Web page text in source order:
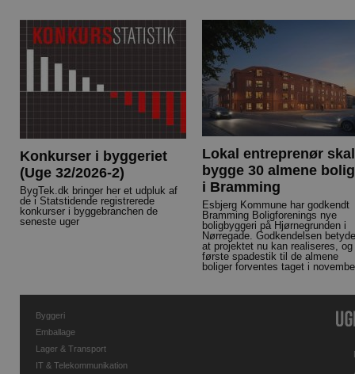
Konkurser i byggeriet
(Uge 32/2026-2)
BygTek.dk bringer her et udpluk af
de i Statstidende registrerede
konkurser i byggebranchen de
seneste uger
Lokal entreprenør skal
bygge 30 almene
i Bramming
Esbjerg Kommune har godkendt
Bramming Boligforenings nye
boligbyggeri på Hjørnegrunden i
Nørregade. Godkendelsen
at projektet nu kan realiseres, og
første spadestik til de almene
boliger forventes taget i
Byggeri
Emballage
Lager & Transport
IT & Telekommunikation